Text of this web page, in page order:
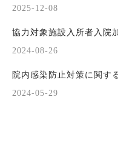
2025-12-08
協力対象施設入所者入院
2024-08-26
院内感染防止対策に関す
2024-05-29